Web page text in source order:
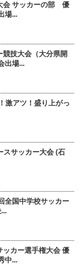
会 サッカーの部 優
場...
技大会（大分県開
出場...
激アツ！盛り上がっ
スサッカー大会 (石
全国中学校サッカー
カー選手権大会 優
中...